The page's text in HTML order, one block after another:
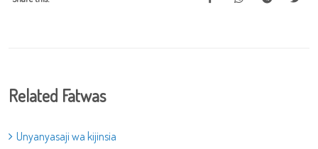
Related Fatwas
Unyanyasaji wa kijinsia